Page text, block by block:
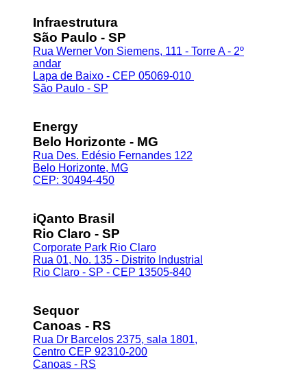
Infraestrutura
São Paulo - SP
Rua Werner Von Siemens, 111 - Torre A - 2º
andar
Lapa de Baixo - CEP 05069-010
São Paulo - SP
Energy
Belo Horizonte - MG
Rua Des. Edésio Fernandes 122
Belo Horizonte, MG
CEP: 30494-450
iQanto Brasil
Rio Claro - SP
Corporate Park Rio Claro
Rua 01, No. 135 - Distrito Industrial
Rio Claro - SP - CEP 13505-840
Sequor
Canoas - RS
Rua Dr Barcelos 2375, sala 1801,
Centro CEP 92310-200
Canoas - RS